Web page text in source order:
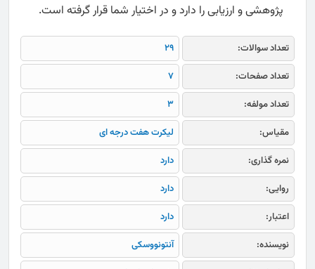
پژوهشی و ارزیابی را دارد و در اختیار شما قرار گرفته است.
تعداد سوالات:
29
تعداد صفحات:
7
تعداد مولفه:
3
مقیاس:
لیکرت هفت درجه ای
نمره گذاری:
دارد
روایی:
دارد
اعتبار:
دارد
نویسنده:
آنتونووسکی